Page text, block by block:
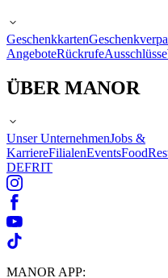
Geschenkkarten
AngeboteRückrufeAusschlüsse
ÜBER MANOR
Unser UnternehmenJobs &
KarriereFilialenEventsFood
DEFRIT
MANOR APP: